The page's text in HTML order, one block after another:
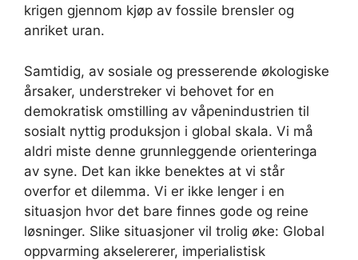
krigen gjennom kjøp av fossile brensler og
anriket uran.
Samtidig, av sosiale og presserende økologiske
årsaker, understreker vi behovet for en
demokratisk omstilling av våpenindustrien til
sosialt nyttig produksjon i global skala. Vi må
aldri miste denne grunnleggende orienteringa
av syne. Det kan ikke benektes at vi står
overfor et dilemma. Vi er ikke lenger i en
situasjon hvor det bare finnes gode og reine
løsninger. Slike situasjoner vil trolig øke: Global
oppvarming akselererer, imperialistisk